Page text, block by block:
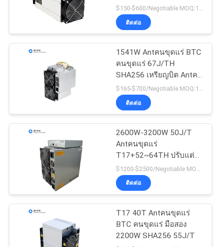
ขอ
SHOPPING
คนขุดแร่ระบายความ
ร้อนด้วยของเหลว
9
คนขุดแร่ Canaan
Avalon
28
คนงานเหมือง
ประหยัดพลังงาน
$150-$600/Negotiable MOQ:10 ขั้นตอน
ติดต่อ
1541W Antคนขุดแร่ BTC
คนขุดแร่ 67J/TH
SHA256 เหรียญบิต Antคน
ขุดแร่ T15 23t
$165-$700/Negotiable MOQ:10 ขั้นตอน
ติดต่อ
2600W-3200W 50J/T
Antคนขุดแร่
T17+52~64TH ปรับแต่ง
การกระจายความร้อน
ติดต่อ
T17 40T Antคนขุดแร่
BTC คนขุดแร่ มือสอง
2200W SHA256 55J/T